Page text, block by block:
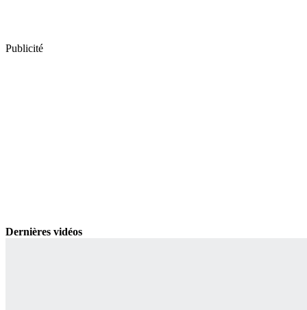
Publicité
Dernières vidéos